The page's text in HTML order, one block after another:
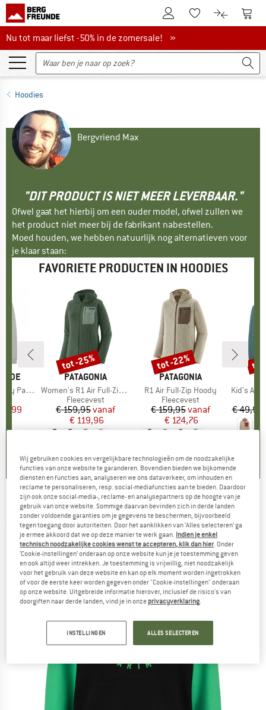
De klantenaccount
Naar deNaar de
Nu tot maar liefst -50% in de zomersale!
Nu tot maar liefst -50% in de zomersale! »
Hoodies
Bergvriend Max
"DIT PRODUCT IS NIET MEER LEVERBAAR."
Ofwel gaat het hierbij om een ouder model, ofwel zullen we
het product niet meer bij de fabrikant nabestellen.
Moed houden, we hebben natuurlijk nog alternatieven voor
je klaar staan:
FAVORIETE PRODUCTEN IN HOODIES
Patch
prijs
MERK
PATAGONIA
Artikel
Women's R1 Air Full-Zip Hoody
Productgroep
Fleecevest
Prijs
€ 159,95Verlaagde prijs
vanaf
€ 119,96
Korting
tot -25%
MERK
PATAGONIA
Artikel
R1 Air Full-Zip Hoody
Productgroep
Fleecevest
Prijs
€ 159,95Verlaagde prijs
vanaf
€ 124,76
Korting
tot -22%
Artikel
Kid's
€ 49,95
tot
4F - Kid's Sweatshirt M221 - Hoodie
(0)
Wij gebruiken cookies en vergelijkbare technologieën om de noodzakelijke
functies van onze website te garanderen. Bovendien bieden we bijkomende
diensten en functies aan, analyseren we ons dataverkeer, om inhouden en
reclame te personaliseren, resp. social-mediafuncties aan te bieden. Daardoor
zijn ook onze social-media-, reclame- en analysepartners op de hoogte van je
gebruik van onze website. Sommige daarvan bevinden zich in derde landen
zonder voldoende garanties om je gegevens te beschermen, bijvoorbeeld
tegen toegang door autoriteiten. Door het aanklikken van ‘Alles selecteren’ ga
je ermee akkoord dat we op deze manier te werk gaan. Indien je enkel
technisch noodzakelijke cookies wenst te accepteren, klik dan hier. Onder
‘Cookie-instellingen’ onderaan op onze website kun je je toestemming geven
en ook altijd weer intrekken. Je toestemming is vrijwillig, niet noodzakelijk
voor het gebruik van deze website en kan op elk moment worden ingetrokken
of voor de eerste keer worden gegeven onder "Cookie-instellingen" onderaan
op onze website. Uitgebreide informatie hierover, inclusief de risico's van
doorgiften naar derde landen, vind je in onze privacyverklaring.
INSTELLINGEN ALLES SELECTEREN